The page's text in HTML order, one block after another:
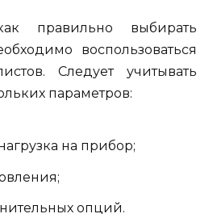
правильно выбирать
воспользоваться
Следует учитывать
параметров:
на прибор;
опций.